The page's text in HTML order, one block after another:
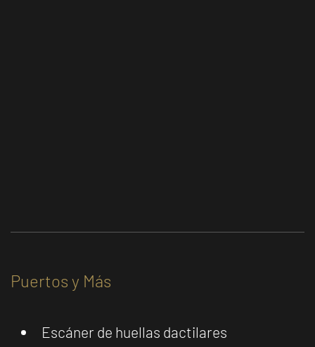
Puertos y Más
Escáner de huellas dactilares